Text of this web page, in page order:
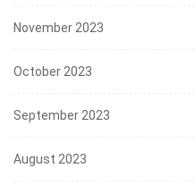
November 2023
October 2023
September 2023
August 2023